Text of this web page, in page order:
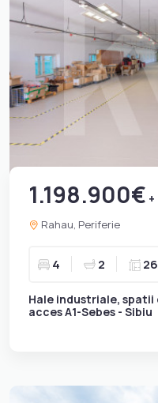
1.198.900€ +
Rahau, Periferie
4 2
Hale industriale,
acces A1-Sebes - Sibiu